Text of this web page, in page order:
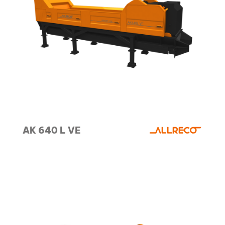
AK 640 L VE